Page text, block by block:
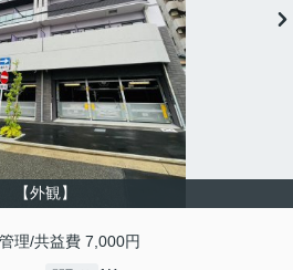
【外観】
理/共益費 7,000円